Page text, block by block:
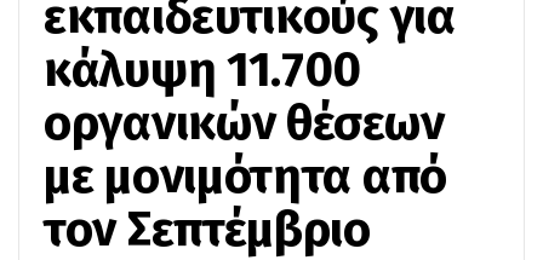
εκπαιδευτικούς για
κάλυψη 11.700
οργανικών θέσεων
με μονιμότητα από
τον Σεπτέμβριο